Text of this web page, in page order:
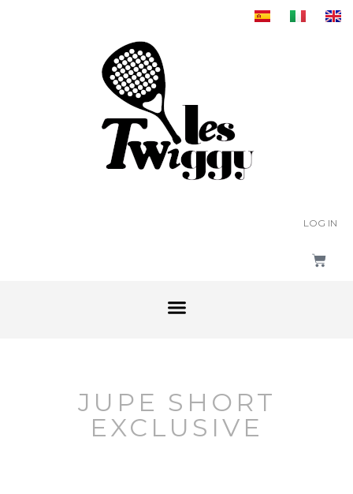
LOG IN
JUPE SHORT
EXCLUSIVE